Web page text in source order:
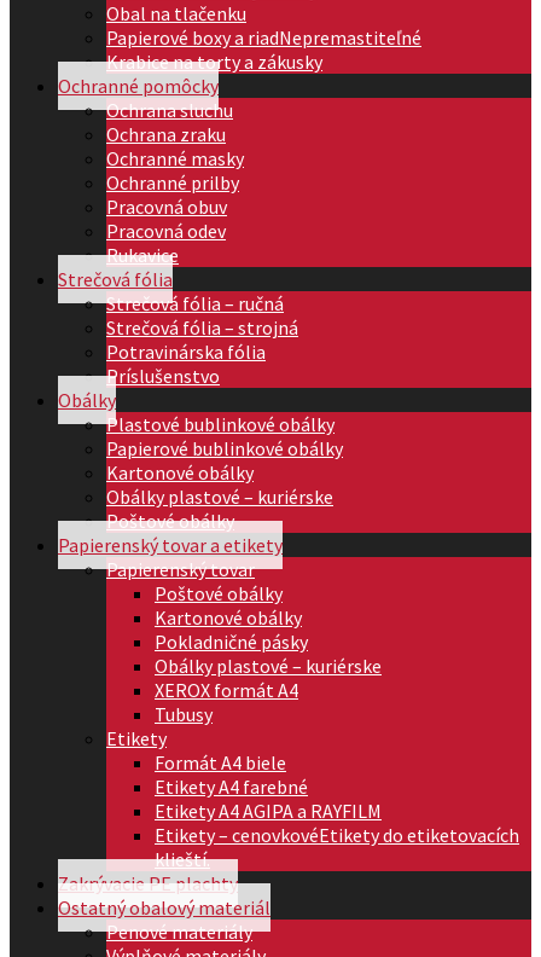
Obal na tlačenku
Papierové boxy a riadNepremastiteľné
Krabice na torty a zákusky
Ochranné pomôcky
Ochrana sluchu
Ochrana zraku
Ochranné masky
Ochranné prilby
Pracovná obuv
Pracovná odev
Rukavice
Strečová fólia
Strečová fólia – ručná
Strečová fólia – strojná
Potravinárska fólia
Príslušenstvo
Obálky
Plastové bublinkové obálky
Papierové bublinkové obálky
Kartonové obálky
Obálky plastové – kuriérske
Poštové obálky
Papierenský tovar a etikety
Papierenský tovar
Poštové obálky
Kartonové obálky
Pokladničné pásky
Obálky plastové – kuriérske
XEROX formát A4
Tubusy
Etikety
Formát A4 biele
Etikety A4 farebné
Etikety A4 AGIPA a RAYFILM
Etikety – cenovkovéEtikety do etiketovacích
klieští.
Zakrývacie PE plachty
Ostatný obalový materiál
Penové materiály